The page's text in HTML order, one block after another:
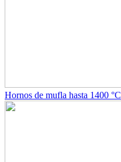
Hornos de mufla hasta 1400 °C